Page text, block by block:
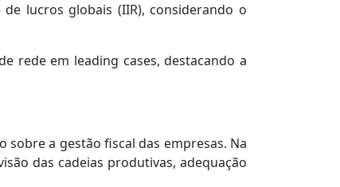
lucros globais (IIR), considerando o
rede em leading cases, destacando a
a gestão fiscal das empresas. Na
das cadeias produtivas, adequação